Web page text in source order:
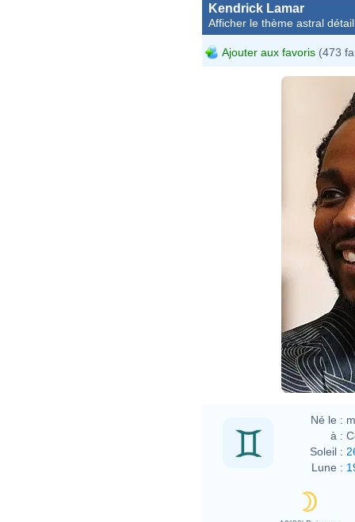
Kendrick Lamar
Afficher le thème astral
Ajouter aux favoris (473
Né le :
à :
Soleil :
Lune :